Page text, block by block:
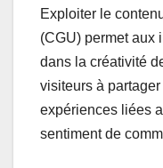
Exploiter le
(CGU) permet aux
dans la créativité
visiteurs à
expériences liées
sentiment de